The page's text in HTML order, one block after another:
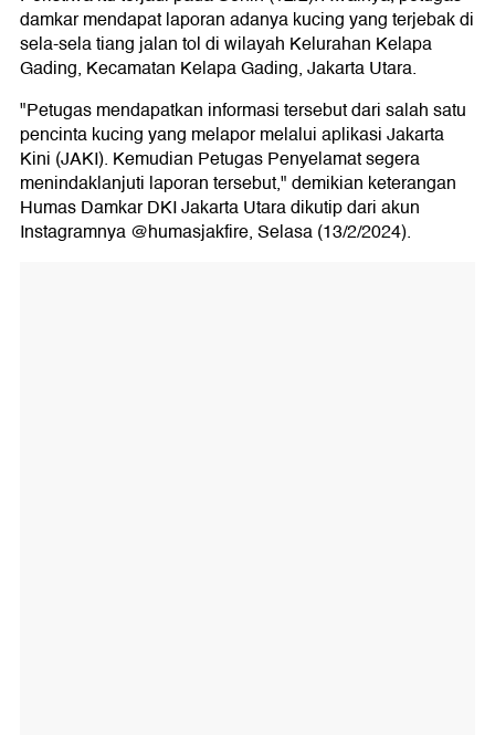
damkar mendapat laporan adanya kucing yang terjebak di
sela-sela tiang jalan tol di wilayah Kelurahan Kelapa
Gading, Kecamatan Kelapa Gading, Jakarta Utara.
"Petugas mendapatkan informasi tersebut dari salah satu
pencinta kucing yang melapor melalui aplikasi Jakarta
Kini (JAKI). Kemudian Petugas Penyelamat segera
menindaklanjuti laporan tersebut," demikian keterangan
Humas Damkar DKI Jakarta Utara dikutip dari akun
Instagramnya @humasjakfire, Selasa (13/2/2024).